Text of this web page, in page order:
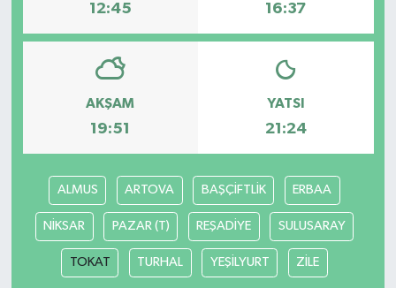
12:45 16:37
AKŞAM
19:51
YATSI
21:24
ALMUS ARTOVA BAŞÇİFTLİK ERBAA
NİKSAR PAZAR (T) REŞADİYE SULUSARAY
TOKAT TURHAL YEŞİLYURT ZİLE